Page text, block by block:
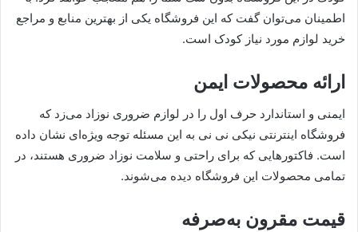
اطمینان می‌توان گفت که این فروشگاه یکی از بهترین منابع و مراجع
خرید لوازم مورد نیاز کودک است.
ارائه محصولات ایمن
ایمنی و استاندارد حرف اول را در لوازم ضروری نوزاد می‌زد که
فروشگاه اینترنتی نیکی نی نی به این مسئله توجه ویژه‌ای نشان داده
است. فاکتورهایی که برای راحتی و سلامت نوزاد ضروری هستند، در
تمامی محصولات این فروشگاه دیده می‌شوند.
قیمت مقرون به‌صرفه